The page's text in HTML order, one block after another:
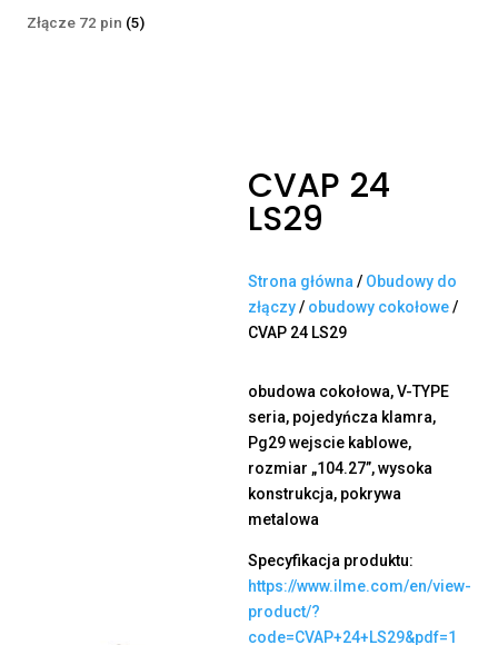
produkt
Złącze 72 pin 55
CVAP 24
LS29
Strona główna / Obudowy do
złączy/ obudowy cokołowe/
CVAP 24 LS29
obudowa cokołowa, V-TYPE
seria, pojedyńcza klamra,
Pg29 wejscie kablowe,
rozmiar „104.27”, wysoka
konstrukcja, pokrywa
metalowa
Specyfikacja produktu:
https://www.ilme.com/en/view-
product/?
code=CVAP+24+LS29&pdf=1